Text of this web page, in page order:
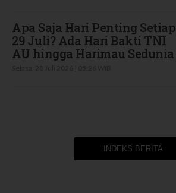
Apa Saja Hari Penting Setiap
29 Juli? Ada Hari Bakti TNI
AU hingga Harimau Sedunia
INDEKS BERITA